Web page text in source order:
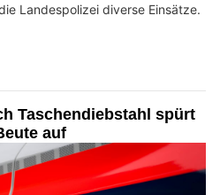
Landespolizei diverse Einsätze.
Taschendiebstahl spürt
auf